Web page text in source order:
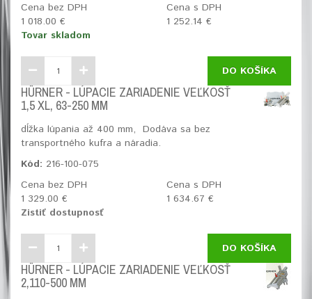
Cena bez DPH
1 018.00 €
Cena s DPH
1 252.14 €
Tovar skladom
DO KOŠÍKA
HÜRNER - LÚPACIE ZARIADENIE VEĽKOSŤ
1,5 XL, 63-250 MM
dĺžka lúpania až 400 mm, Dodáva sa bez
transportného kufra a náradia.
Kód: 216-100-075
Cena bez DPH
1 329.00 €
Cena s DPH
1 634.67 €
Zistiť dostupnosť
DO KOŠÍKA
HÜRNER - LÚPACIE ZARIADENIE VEĽKOSŤ
2,110-500 MM